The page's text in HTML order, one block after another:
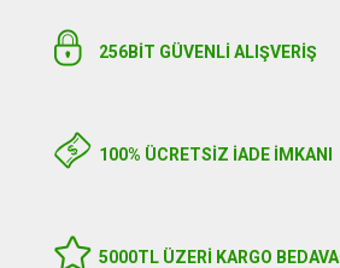
256BIT GÜVENLİ ALIŞVERİŞ
100% ÜCRETSİZ İADE İMKANI
5000TL ÜZERI KARGO BEDAVA